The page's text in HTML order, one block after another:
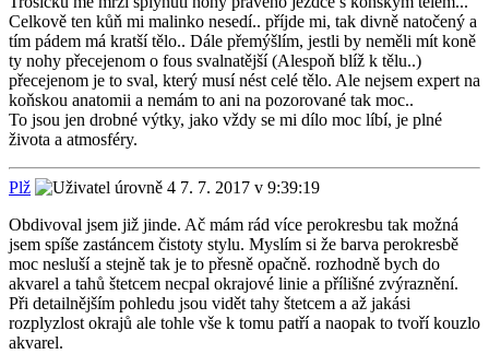
Celkově ten kůň mi malinko nesedí.. příjde mi, tak divně natočený a
tím pádem má kratší tělo.. Dále přemýšlím, jestli by neměli mít koně
ty nohy přecejenom o fous svalnatější (Alespoň blíž k tělu..)
přecejenom je to sval, který musí nést celé tělo. Ale nejsem expert na
koňskou anatomii a nemám to ani na pozorované tak moc..
To jsou jen drobné výtky, jako vždy se mi dílo moc líbí, je plné
života a atmosféry.
Plž
7. 7. 2017 v 9:39:19
Obdivoval jsem již jinde. Ač mám rád více perokresbu tak možná
jsem spíše zastáncem čistoty stylu. Myslím si že barva perokresbě
moc nesluší a stejně tak je to přesně opačně. rozhodně bych do
akvarel a tahů štetcem necpal okrajové linie a přílišné zvýraznění.
Při detailnějším pohledu jsou vidět tahy štetcem a až jakási
rozplyzlost okrajů ale tohle vše k tomu patří a naopak to tvoří kouzlo
akvarel.